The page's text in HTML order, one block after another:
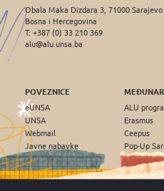
Obala Maka Dizdara 3, 71000 Sarajevo
Bosna i Hercegovina
T: +387 (0) 33 210 369
alu@alu.unsa.ba
POVEZNICE
eUNSA
UNSA
Webmail
Javne nabavke
ALU
Erasmus
Ceepus
Pop-Up